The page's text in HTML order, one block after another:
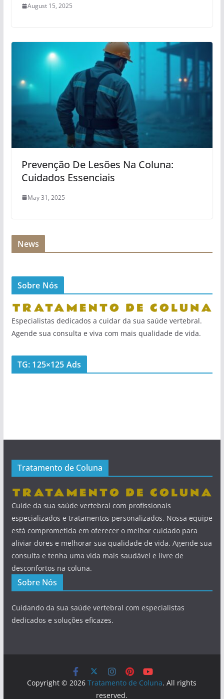
August 15, 2025
Prevenção De Lesões Na Coluna:
Cuidados Essenciais
May 31, 2025
News
Sobre Nós
Especialistas dedicados a cuidar da sua saúde vertebral.
Agende sua consulta e viva com mais qualidade de vida.
TG: 125×125 Ads
Tratamento de Coluna
Cuide da sua saúde vertebral com profissionais
especializados e tratamentos personalizados. Nossa equipe
está comprometida em oferecer o melhor cuidado para
aliviar dores e melhorar sua qualidade de vida. Agende sua
consulta e tenha uma vida mais saudável e livre de
desconfortos na coluna.
Sobre Nós
Cuidando da sua saúde vertebral com especialistas
dedicados e soluções eficazes.
Copyright © 2026Tratamento de Coluna. All rights
reserved.